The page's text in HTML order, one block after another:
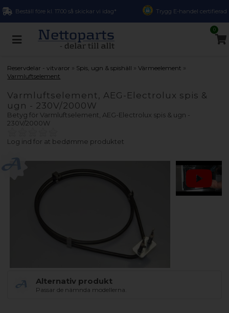
Beställ före kl. 17.00 så skickar vi idag* Trygg E-handel certifierad
0
Reservdelar - vitvaror » Spis, ugn & spishäll »Värmeelement »
Varmluftselement
Varmluftselement, AEG-Electrolux spis &
ugn - 230V/2000W
Betyg förVarmluftselement, AEG-Electrolux spis & ugn -
230V/2000W
Log ind for at bedømme produktet
Alternativ produkt
Passar de nämnda modellerna.